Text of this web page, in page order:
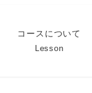
コースについて
Lesson